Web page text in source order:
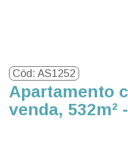
Cód: AS1252
Apartamento
venda, 532m²